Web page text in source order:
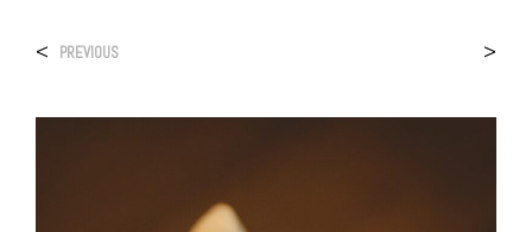
< PREVIOUS >